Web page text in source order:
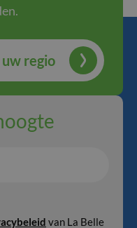
uw regio
van La Belle